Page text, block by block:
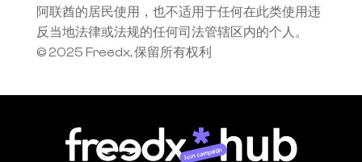
阿联酋的居民使用，也不适用于任何在此类使用违
反当地法律或法规的任何司法管辖区内的个人。
© 2025 Freedx, 保留所有权利
Join campaign